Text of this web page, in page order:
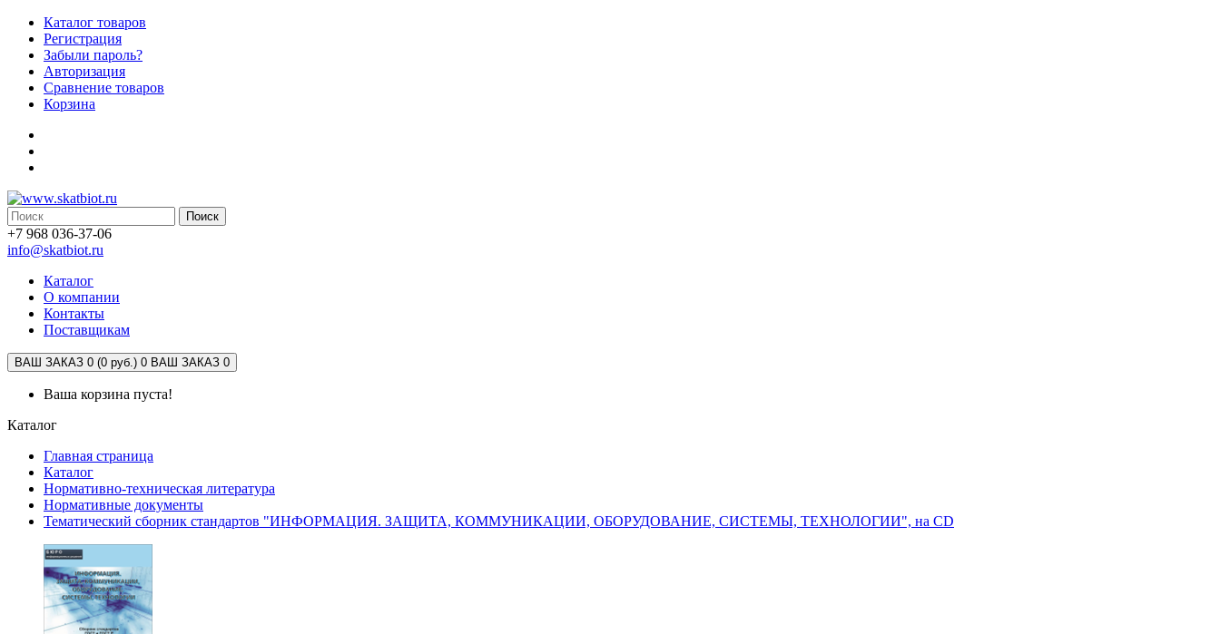
Каталог товаров
Регистрация
Забыли пароль?
Авторизация
Сравнение товаров
Корзина
Поиск
+7 968 036-37-06
info@skatbiot.ru
Каталог
О компании
Контакты
Поставщикам
ВАШ ЗАКАЗ 0 (0 руб.) 0 ВАШ ЗАКАЗ 0
Ваша корзина пуста!
Каталог
Главная страница
Каталог
Нормативно-техническая литература
Нормативные документы
Тематический сборник стандартов "ИНФОРМАЦИЯ. ЗАЩИТА, КОММУНИКАЦИИ, ОБОРУДОВАНИЕ, СИСТЕМЫ, ТЕХНОЛОГИИ", на CD